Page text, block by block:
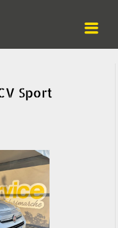
Sport